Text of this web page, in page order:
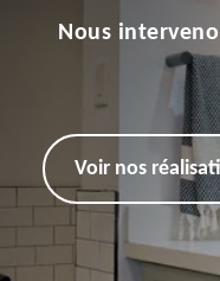
Nous
Voir nos